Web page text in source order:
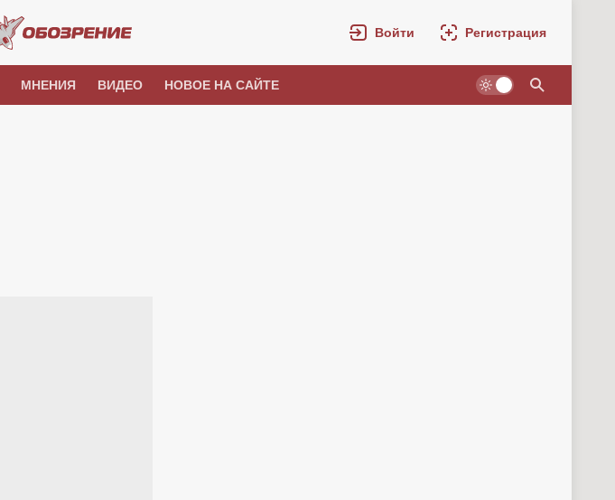
Войти Регистрация
МНЕНИЯ ВИДЕО НОВОЕ НА САЙТЕ